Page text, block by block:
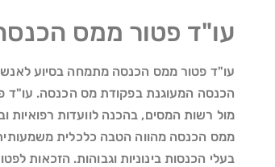
עו"ד פטור ממס
עו"ד פטור ממס הכנסה מתמחה בסיוע
הכנסה המעוגנת בפקודת מס הכנסה. עו"ד
מול רשות המסים, בהכנה לוועדות רפואיות
ממס הכנסה מהווה הטבה כלכלית
בעלי הכנסות בינוניות וגבוהות. הזכאות